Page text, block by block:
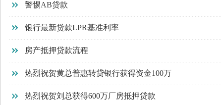
警惕AB贷款
银行最新贷款LPR基准利率
房产抵押贷款流程
热烈祝贺黄总普惠转贷银行获得资金100万
热烈祝贺刘总获得600万厂房抵押贷款